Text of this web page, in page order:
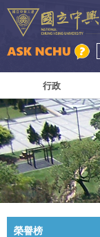
行政
榮譽榜